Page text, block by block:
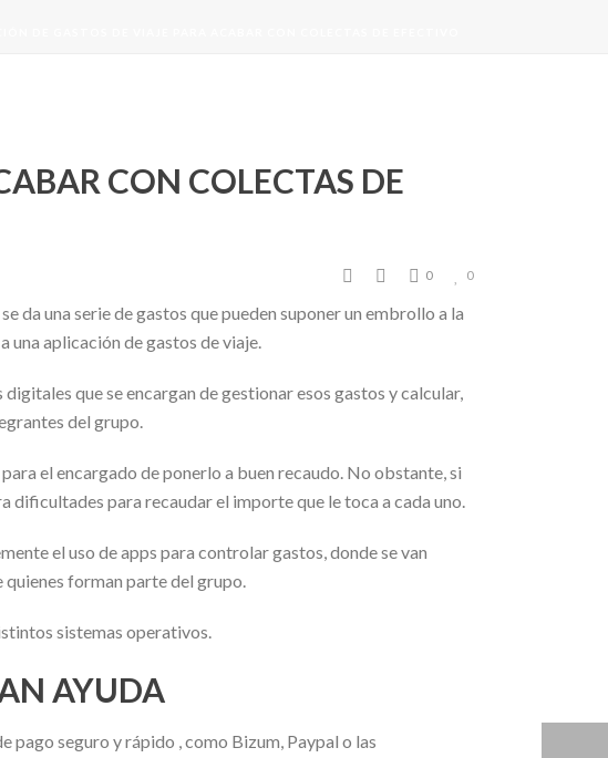
CON COLECTAS DE
0
0
da una serie de gastos que pueden suponer un embrollo a la
una aplicación de gastos de viaje.
que se encargan de gestionar esos gastos y calcular,
del grupo.
el encargado de ponerlo a buen recaudo. No obstante, si
dificultades para recaudar el importe que le toca a cada uno.
el uso de apps para controlar gastos, donde se van
forman parte del grupo.
sistemas operativos.
AYUDA
pago seguro y rápido , como Bizum, Paypal o las